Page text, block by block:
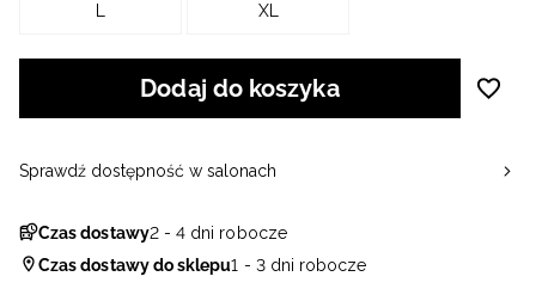
L XL
Dodaj do koszyka
Czas dostawy2 - 4 dni robocze
Czas dostawy do sklepu1 - 3 dni robocze
Sprawdź dostępność w salonach